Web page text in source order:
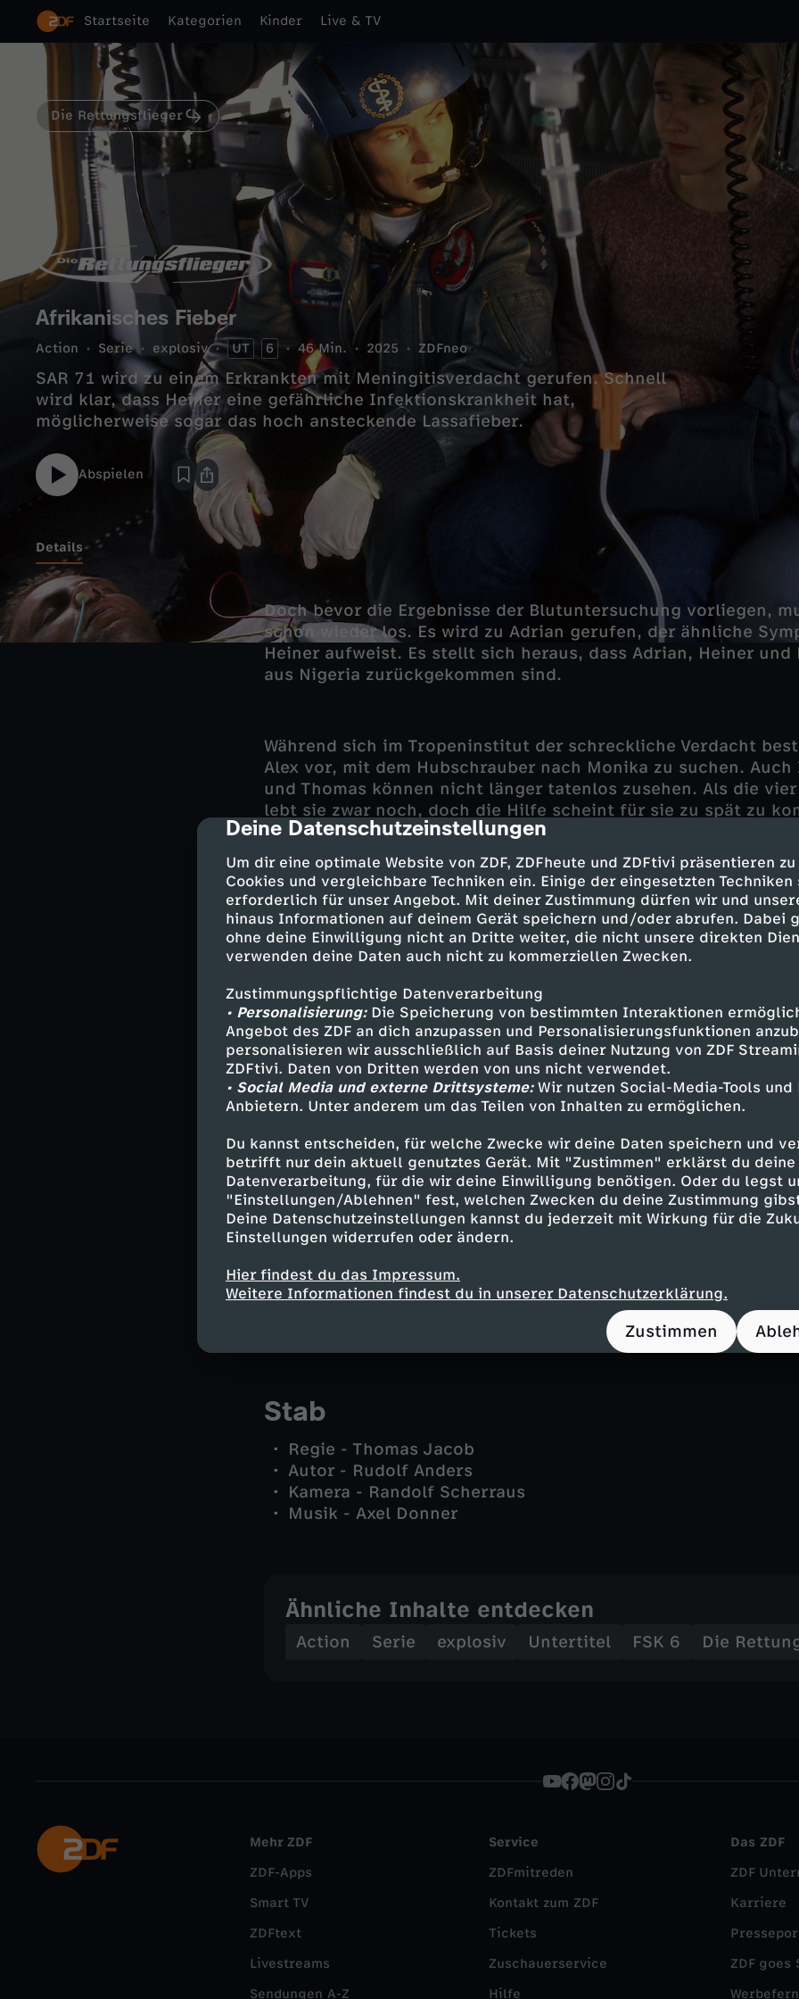
cmp-dialog-description
Deine Datenschutzeinstellungen
Um dir eine optimale Website von ZDF, ZDFheute und ZDFtivi präsentieren
Cookies und vergleichbare Techniken ein. Einige der eingesetzten
erforderlich für unser Angebot. Mit deiner Zustimmung dürfen wir und
hinaus Informationen auf deinem Gerät speichern und/oder abrufen. Dabei
ohne deine Einwilligung nicht an Dritte weiter, die nicht unsere direkten
verwenden deine Daten auch nicht zu kommerziellen Zwecken.
Zustimmungspflichtige Datenverarbeitung
• Personalisierung:Die Speicherung von bestimmten Interaktionen
Angebot des ZDF an dich anzupassen und Personalisierungsfunktionen
personalisieren wir ausschließlich auf Basis deiner Nutzung von ZDF
ZDFtivi. Daten von Dritten werden von uns nicht verwendet.
• Social Media und externe Drittsysteme:Wir nutzen Social-Media-Tools und
Anbietern. Unter anderem um das Teilen von Inhalten zu ermöglichen.
Du kannst entscheiden, für welche Zwecke wir deine Daten speichern und
betrifft nur dein aktuell genutztes Gerät. Mit "Zustimmen" erklärst du deine
Datenverarbeitung, für die wir deine Einwilligung benötigen. Oder du legst
"Einstellungen/Ablehnen" fest, welchen Zwecken du deine Zustimmung
Deine Datenschutzeinstellungen kannst du jederzeit mit Wirkung für die
Einstellungen widerrufen oder ändern.
Hier findest du das Impressum.
Weitere Informationen findest du in unserer Datenschutzerklärung.
Zustimmen
Startseite Kategorien Kinder Live & TV
Die Rettungsflieger
Afrikanisches Fieber
Action Serie explosiv UT 6 46 Min. 2025 ZDFneo
SAR 71 wird zu einem Erkrankten mit Meningitisverdacht gerufen. Schnell
wird klar, dass Heiner eine gefährliche Infektionskrankheit hat,
möglicherweise sogar das hoch ansteckende Lassafieber.
Abspielen
Details
Doch bevor die Ergebnisse der Blutuntersuchung vorliegen,
schon wieder los. Es wird zu Adrian gerufen, der ähnliche
Heiner aufweist. Es stellt sich heraus, dass Adrian, Heiner und
aus Nigeria zurückgekommen sind.
Während sich im Tropeninstitut der schreckliche Verdacht
Alex vor, mit dem Hubschrauber nach Monika zu suchen. Auch
und Thomas können nicht länger tatenlos zusehen. Als die
lebt sie zwar noch, doch die Hilfe scheint für sie zu spät zu
Auch die Rettungsflieger müssen in Quarantäne und haben
infiziert zu haben. Vor allem Alex steht zum ersten Mal in
Todesängste aus. In dieser Extremsituation wird den
klar, und sie treffen wichtige persönliche Entscheidungen.
noch einmal mit Ben versuchen. Alex entschließt sich,
bleiben, obwohl das Damoklesschwert des
geht. Und Thomas sieht, dass manches auch ohne ihn geht.
einfach ohne seine Hilfe von Ulm nach Hamburg.
Darsteller
Alexander Karuhn - Matthias Leja
Jan Wollcke - Oliver Hörner
Ilona Müller - Julia Heinemann
Thomas Asmus - Ulrich Bähnk
Anne - Kerstin Draeger
Balthasar - Werner Eichhorn
Baum - Giulia Folina
Ben - Christoph Grunert
Stab
Regie - Thomas Jacob
Autor - Rudolf Anders
Kamera - Randolf Scherraus
Musik - Axel Donner
Ähnliche Inhalte entdecken
Action Serie explosiv Untertitel FSK 6 Die
Mehr ZDF
ZDF-Apps
Smart TV
ZDFtext
Livestreams
Sendungen A-Z
Service
ZDFmitreden
Kontakt zum ZDF
Tickets
Zuschauerservice
Hilfe
Das ZDF
ZDF
Karriere
ZDF goes